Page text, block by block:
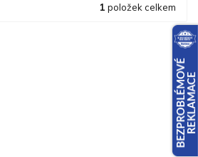
1 položek celkem